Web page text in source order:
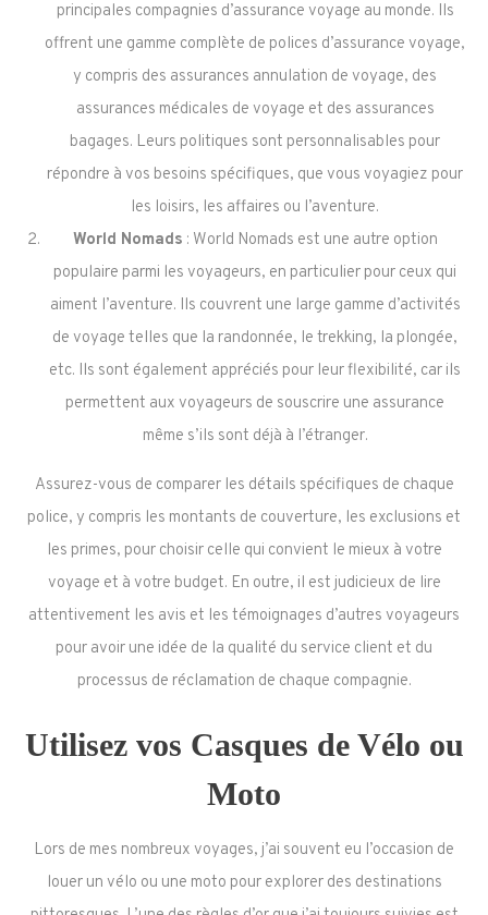
principales compagnies d’assurance voyage au monde. Ils
offrent une gamme complète de polices d’assurance voyage,
y compris des assurances annulation de voyage, des
assurances médicales de voyage et des assurances
bagages. Leurs politiques sont personnalisables pour
répondre à vos besoins spécifiques, que vous voyagiez pour
les loisirs, les affaires ou l’aventure.
World Nomads : World Nomads est une autre option
populaire parmi les voyageurs, en particulier pour ceux qui
aiment l’aventure. Ils couvrent une large gamme d’activités
de voyage telles que la randonnée, le trekking, la plongée,
etc. Ils sont également appréciés pour leur flexibilité, car ils
permettent aux voyageurs de souscrire une assurance
même s’ils sont déjà à l’étranger.
Assurez-vous de comparer les détails spécifiques de chaque
police, y compris les montants de couverture, les exclusions et
les primes, pour choisir celle qui convient le mieux à votre
voyage et à votre budget. En outre, il est judicieux de lire
attentivement les avis et les témoignages d’autres voyageurs
pour avoir une idée de la qualité du service client et du
processus de réclamation de chaque compagnie.
Utilisez vos Casques de Vélo ou
Moto
Lors de mes nombreux voyages, j’ai souvent eu l’occasion de
louer un vélo ou une moto pour explorer des destinations